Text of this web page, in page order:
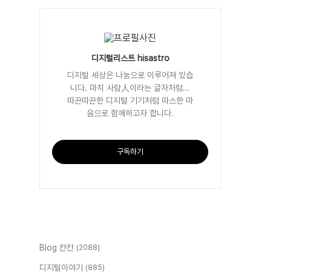
디지털리스트 hisastro
디지털 세상은 나눔으로 이루어져 있습
니다. 마치 사람人이라는 글자처럼...
따끈따끈한 디지털 기기처럼 따스한 마
음으로 함께하고자 합니다.
구독하기
Blog 칸칸 (2088)
디지털이야기 (885)